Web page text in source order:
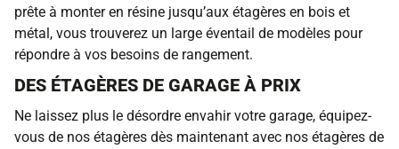
prête à monter en résine jusqu’aux étagères en bois et
métal, vous trouverez un large éventail de modèles pour
répondre à vos besoins de rangement.
DES ÉTAGÈRES DE GARAGE À PRIX
Ne laissez plus le désordre envahir votre garage, équipez-
vous de nos étagères dès maintenant avec nos étagères de